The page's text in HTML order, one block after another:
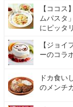
【ココ
ムパスタ
にピッタ
【ジョ
ーのコラ
ドカ食い
のメンチ